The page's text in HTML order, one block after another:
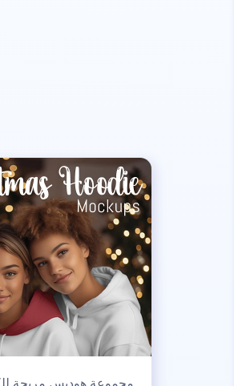
مجموعة هوديس مريحة